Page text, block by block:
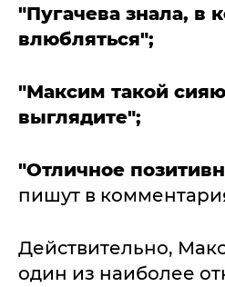
"Пугачева знала, в
влюбляться";
"Максим такой
выглядите";
"Отличное
пишут в
Действительно,
один из наиболее